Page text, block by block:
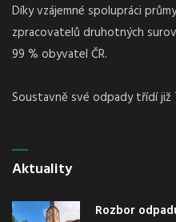
Díky vzájemné spolupráci
zpracovatelů druhotných
99 % obyvatel ČR.
Soustavně své odpady třídí již
Aktuality
Rozbor